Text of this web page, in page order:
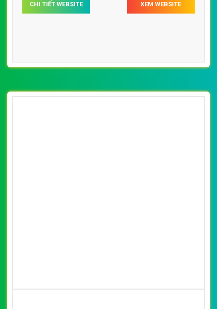
CHI TIẾT WEBSITE XEM WEBSITE